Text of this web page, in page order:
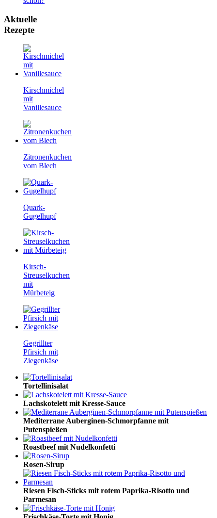
Aktuelle
Rezepte
Kirschmichel
mit
Vanillesauce
Zitronenkuchen
vom Blech
Quark-
Gugelhupf
Kirsch-
Streuselkuchen
mit
Mürbeteig
Gegrillter
Pfirsich mit
Ziegenkäse
Tortellinisalat
Lachskotelett mit Kresse-Sauce
Mediterrane Auberginen-Schmorpfanne mit
Putenspießen
Roastbeef mit Nudelkonfetti
Rosen-Sirup
Riesen Fisch-Sticks mit rotem Paprika-Risotto und
Parmesan